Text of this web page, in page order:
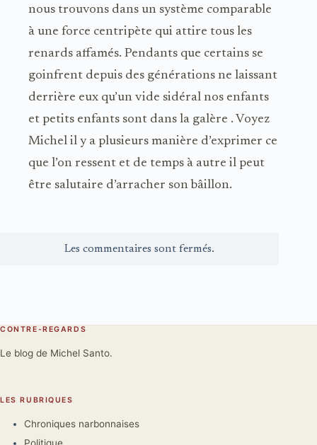
nous trouvons dans un système comparable
à une force centripète qui attire tous les
renards affamés. Pendants que certains se
goinfrent depuis des générations ne laissant
derrière eux qu’un vide sidéral nos enfants
et petits enfants sont dans la galère . Voyez
Michel il y a plusieurs manière d’exprimer ce
que l’on ressent et de temps à autre il peut
être salutaire d’arracher son bâillon.
Les commentaires sont fermés.
CONTRE-REGARDS
Le blog de Michel Santo.
LES RUBRIQUES
Chroniques narbonnaises